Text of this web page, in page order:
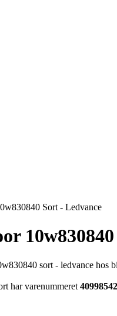
Sort - Ledvance
sort - ledvance hos
har varenummeret